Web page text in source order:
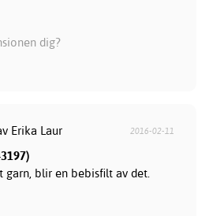
dig?
Erika Laur 2016-02-11
blir en bebisfilt av det.